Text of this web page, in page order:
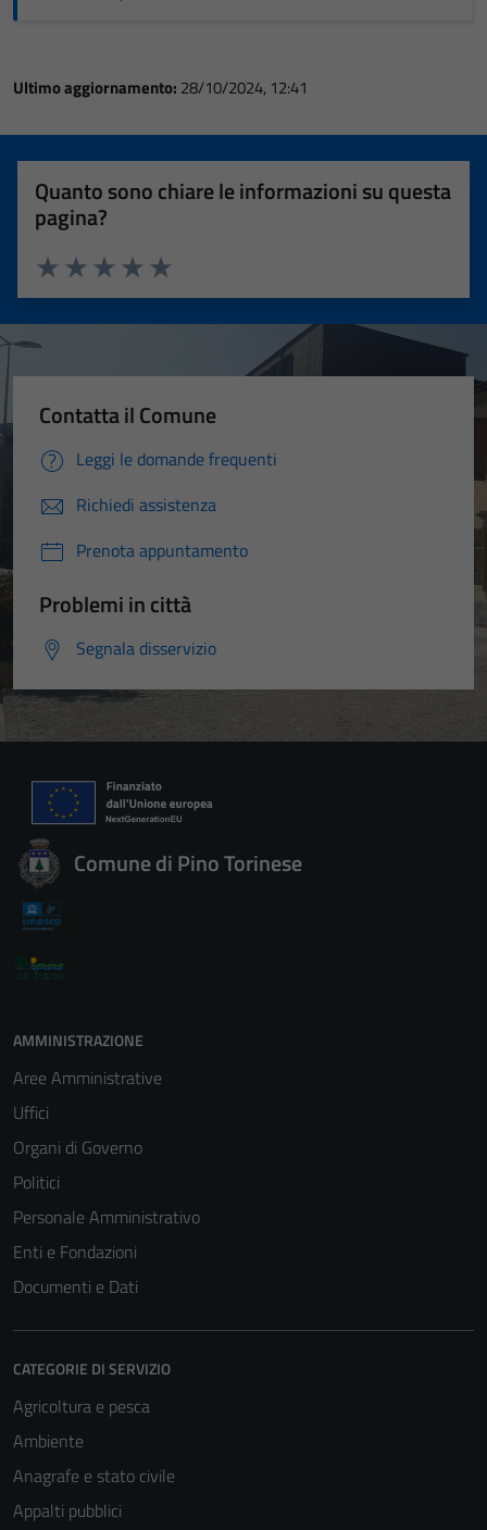
Ultimo aggiornamento: 28/10/2024, 12:41
Quanto sono chiare le informazioni su questa
pagina?
Valuta 5 stelle su 5
Valuta 4 stelle su 5
Valuta 3 stelle su 5
Valuta 2 stelle su 5
Valuta 1 stelle su 5
Contatta il Comune
Leggi le domande frequenti
Richiedi assistenza
Prenota appuntamento
Problemi in città
Segnala disservizio
Comune di Pino Torinese
AMMINISTRAZIONE
Aree Amministrative
Uffici
Organi di Governo
Politici
Personale Amministrativo
Enti e Fondazioni
Documenti e Dati
CATEGORIE DI SERVIZIO
Agricoltura e pesca
Ambiente
Anagrafe e stato civile
Appalti pubblici